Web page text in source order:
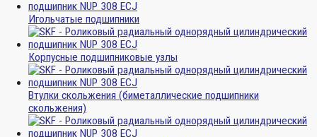
Игольчатые подшипники
Корпусные подшипниковые узлы
Втулки скольжения (биметаллические подшипники
скольжения)